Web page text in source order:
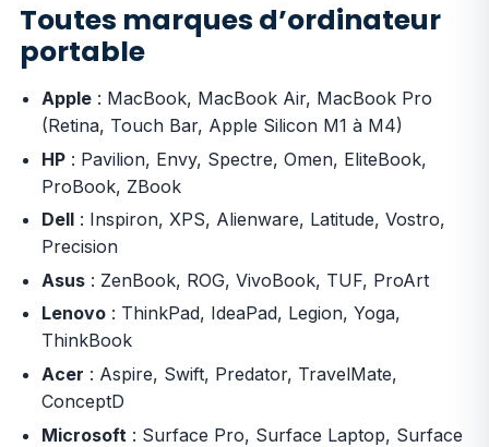
Toutes marques d’ordinateur
portable
Apple: MacBook, MacBook Air, MacBook Pro
(Retina, Touch Bar, Apple Silicon M1 à M4)
HP: Pavilion, Envy, Spectre, Omen, EliteBook,
ProBook, ZBook
Dell: Inspiron, XPS, Alienware, Latitude, Vostro,
Precision
Asus: ZenBook, ROG, VivoBook, TUF, ProArt
Lenovo: ThinkPad, IdeaPad, Legion, Yoga,
ThinkBook
Acer : Aspire, Swift, Predator, TravelMate,
ConceptD
Microsoft : Surface Pro, Surface Laptop, Surface